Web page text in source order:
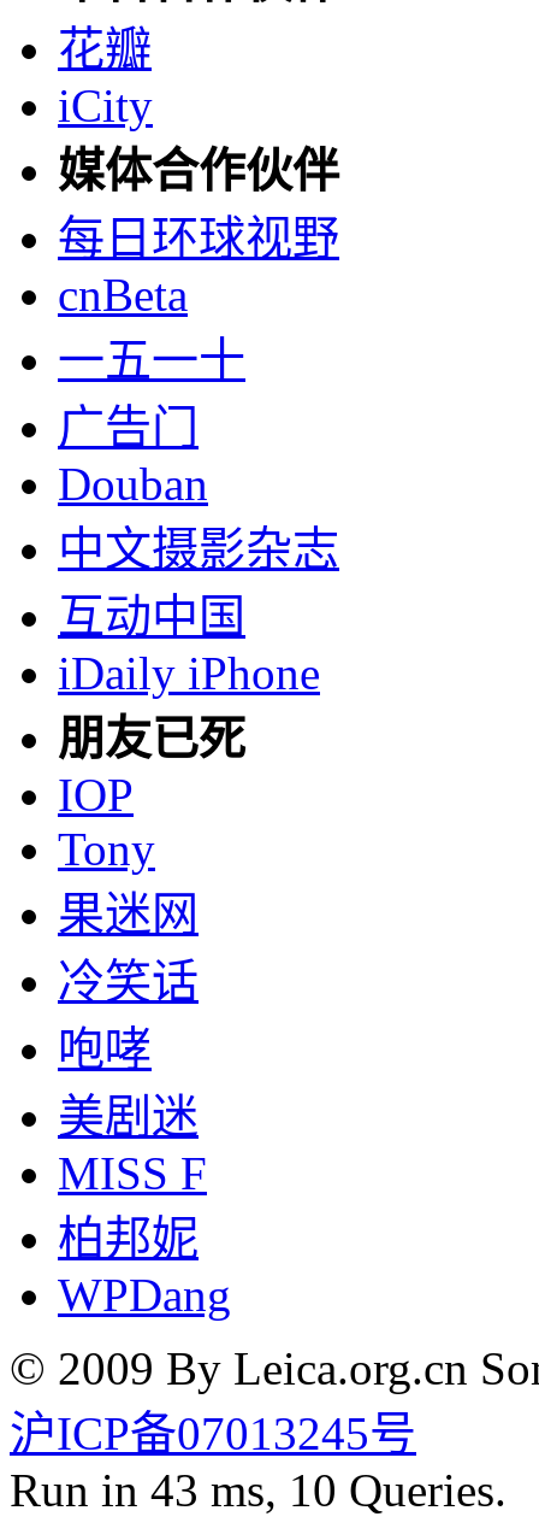
花瓣
iCity
媒体合作伙伴
每日环球视野
cnBeta
一五一十
广告门
Douban
中文摄影杂志
互动中国
iDaily iPhone
朋友已死
IOP
Tony
果迷网
冷笑话
咆哮
美剧迷
MISS F
柏邦妮
WPDang
© 2009 By Leica.org.cn
沪ICP备07013245号
Run in 43 ms, 10 Queries.